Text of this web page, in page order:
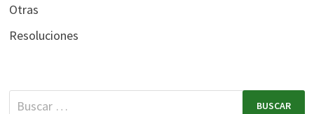
Otras
Resoluciones